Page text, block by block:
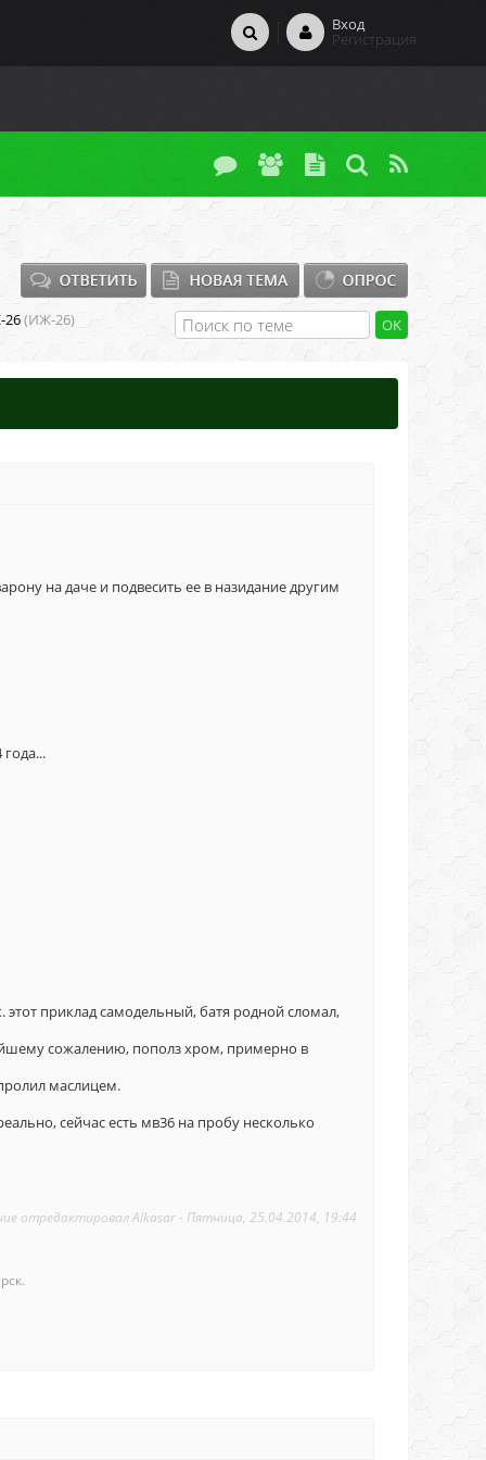
Вход
Регистрация
26(ИЖ-26)
на даче и подвесить ее в назидание другим
этот приклад самодельный, батя родной сломал,
сожалению, пополз хром, примерно в
маслицем.
сейчас есть мв36 на пробу несколько
отредактировалAlkasar- Пятница, 25.04.2014, 19:44